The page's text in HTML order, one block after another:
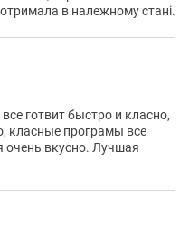
в належному стані.
готвит быстро и класно,
класные програмы все
очень вкусно. Лучшая